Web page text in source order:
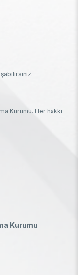
Kurumu. Her hakkı
Kurumu